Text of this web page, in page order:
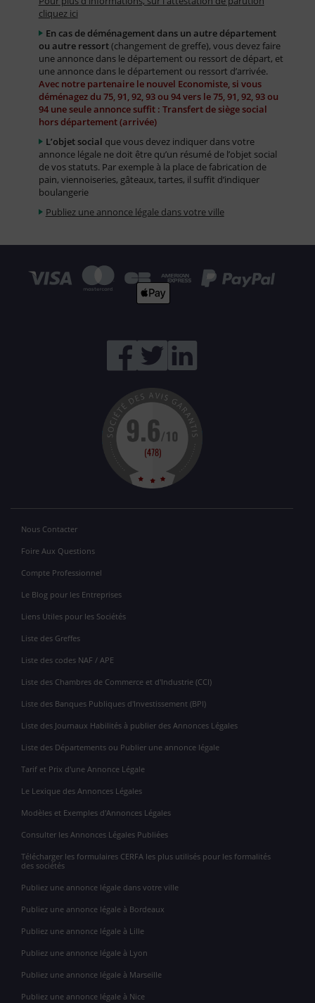
cliquez ici
En cas de déménagement dans un autre département
ou autre ressort(changement de greffe), vous devez faire
une annonce dans le département ou ressort de départ, et
une annonce dans le département ou ressort d’arrivée.
Avec notre partenaire le nouvel Economiste, si vous
déménagez du 75, 91, 92, 93 ou 94 vers le 75, 91, 92, 93 ou
94 une seule annonce suffit : Transfert de siège social
hors département (arrivée)
L’objet social que vous devez indiquer dans votre
annonce légale ne doit être qu’un résumé de l’objet social
de vos statuts. Par exemple à la place de fabrication de
pain, viennoiseries, gâteaux, tartes, il suffit d’indiquer
boulangerie
Publiez une annonce légale dans votre ville
Nous Contacter
Foire Aux Questions
Compte Professionnel
Le Blog pour les Entreprises
Liens Utiles pour les Sociétés
Liste des Greffes
Liste des codes NAF / APE
Liste des Chambres de Commerce et d'Industrie (CCI)
Liste des Banques Publiques d'Investissement (BPI)
Liste des Journaux Habilités à publier des Annonces Légales
Liste des Départements ou Publier une annonce légale
Tarif et Prix d'une Annonce Légale
Le Lexique des Annonces Légales
Modèles et Exemples d'Annonces Légales
Consulter les Annonces Légales Publiées
Télécharger les formulaires CERFA les plus utilisés pour les formalités
des sociétés
Publiez une annonce légale dans votre ville
Publiez une annonce légale à Bordeaux
Publiez une annonce légale à Lille
Publiez une annonce légale à Lyon
Publiez une annonce légale à Marseille
Publiez une annonce légale à Nice